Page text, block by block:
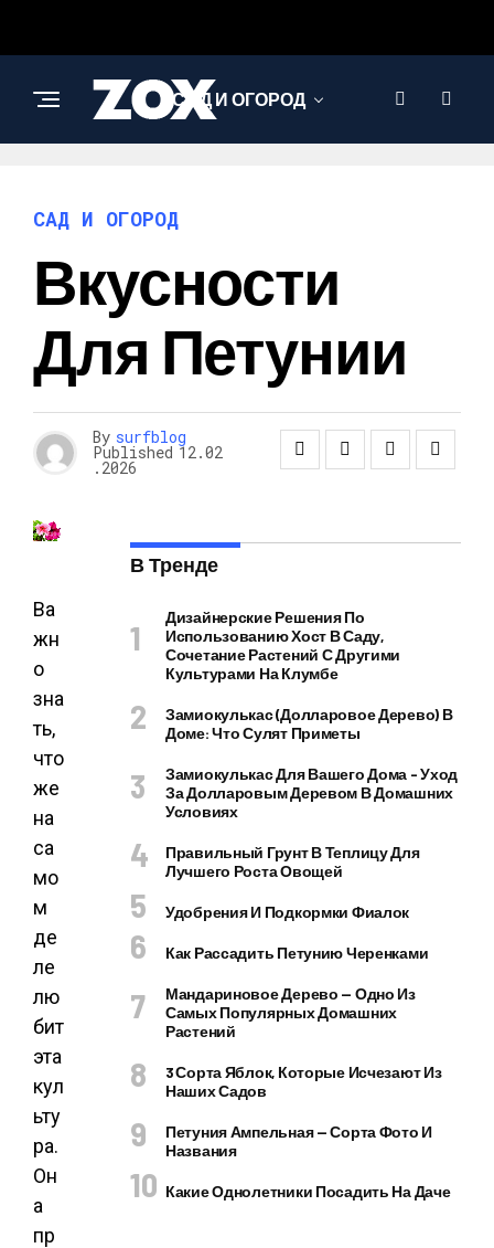
САД И ОГОРОД
САД И ОГОРОД
Вкусности
Для Петунии
By surfblog
Published 12.02
.2026
Ва
жн
о
зна
ть,
что
же
на
са
мо
м
де
ле
лю
бит
эта
кул
ьту
ра.
Он
а
пр
В Тренде
Дизайнерские Решения По
Использованию Хост В Саду,
Сочетание Растений С Другими
Культурами На Клумбе
Замиокулькас (долларовое Дерево) В
Доме: Что Сулят Приметы
Замиокулькас Для Вашего Дома – Уход
За Долларовым Деревом В Домашних
Условиях
Правильный Грунт В Теплицу Для
Лучшего Роста Овощей
Удобрения И Подкормки Фиалок
Как Рассадить Петунию Черенками
Мандариновое Дерево — Одно Из
Самых Популярных Домашних
Растений
3 Сорта Яблок, Которые Исчезают Из
Наших Садов
Петуния Ампельная — Сорта Фото И
Названия
Какие Однолетники Посадить На Даче